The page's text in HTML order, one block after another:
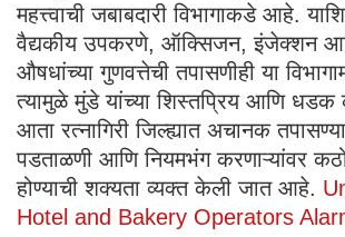
महत्त्वाची जबाबदारी विभागाकडे आहे.
वैद्यकीय उपकरणे, ऑक्सिजन, इंजेक्शन
औषधांच्या गुणवत्तेची तपासणीही या
त्यामुळे मुंडे यांच्या शिस्तप्रिय आणि धडक
आता रत्नागिरी जिल्ह्यात अचानक
पडताळणी आणि नियमभंग करणाऱ्यांवर
होण्याची शक्यता व्यक्त केली जात आहे.
Hotel and Bakery Operators